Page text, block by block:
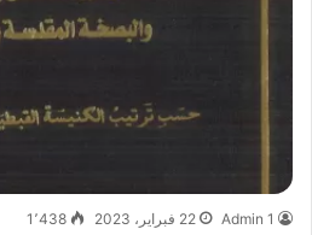
Admin 1 22 فبراير، 2023 1٬438